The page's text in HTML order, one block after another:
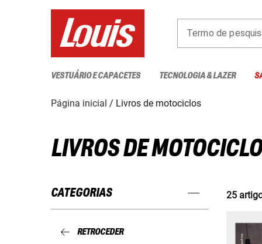
Termo de
VESTUÁRIO E CAPACETES TECNOLOGIA & LAZER
Página inicial Livros de motociclos
LIVROS DE
CATEGORIAS
RETROCEDER
25